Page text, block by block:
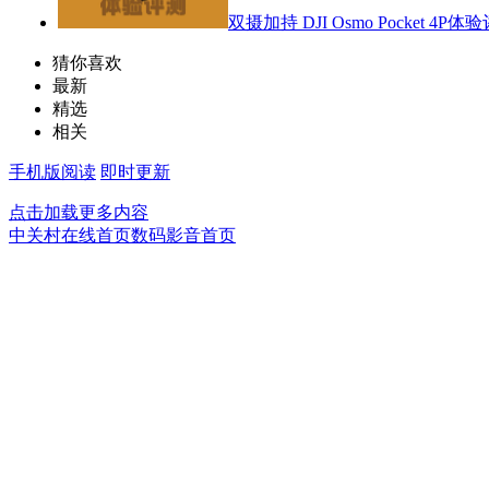
双摄加持 DJI Osmo Pocket 4P体验
猜你喜欢
最新
精选
相关
手机版阅读 即时更新
点击加载更多内容
中关村在线首页数码影音首页